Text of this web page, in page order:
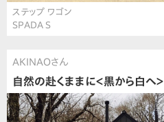
ステップ ワゴン
SPADA S
AKINAOさん
自然の赴くままに＜黒から白へ＞